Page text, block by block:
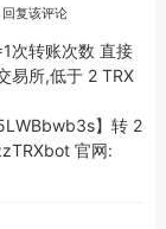
回复该评论
次转账次数 直接
易所,低于 2 TRX
】转 2
官网: